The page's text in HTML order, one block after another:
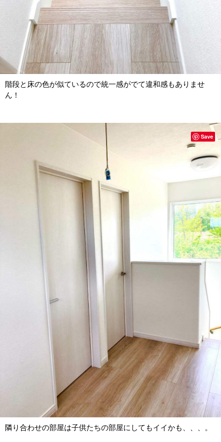
階段と床の色が似ているので統一感がでて違和感もありませ
ん！
隣り合わせの部屋は子供たちの部屋にしてもイイかも、、、。
Save